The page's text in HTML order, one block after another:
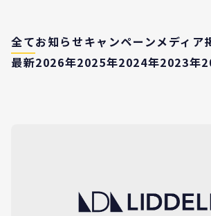
全てお知らせキャンペーンメディア
最新2026年2025年2024年2023年